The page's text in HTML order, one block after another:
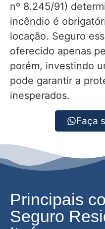
nº 8.245/91)
incêndio é
locação. Seguro
oferecido apenas
porém, investindo
pode garantir a
inesperados.
Faça
Principais
Seguro